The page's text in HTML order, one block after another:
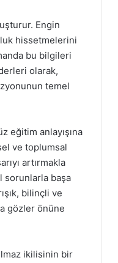
Engin
hissetmelerini
bu bilgileri
olarak,
temel
eğitim anlayışına
ve toplumsal
artırmakla
sorunlarla başa
bilinçli ve
gözler önüne
ikilisinin bir